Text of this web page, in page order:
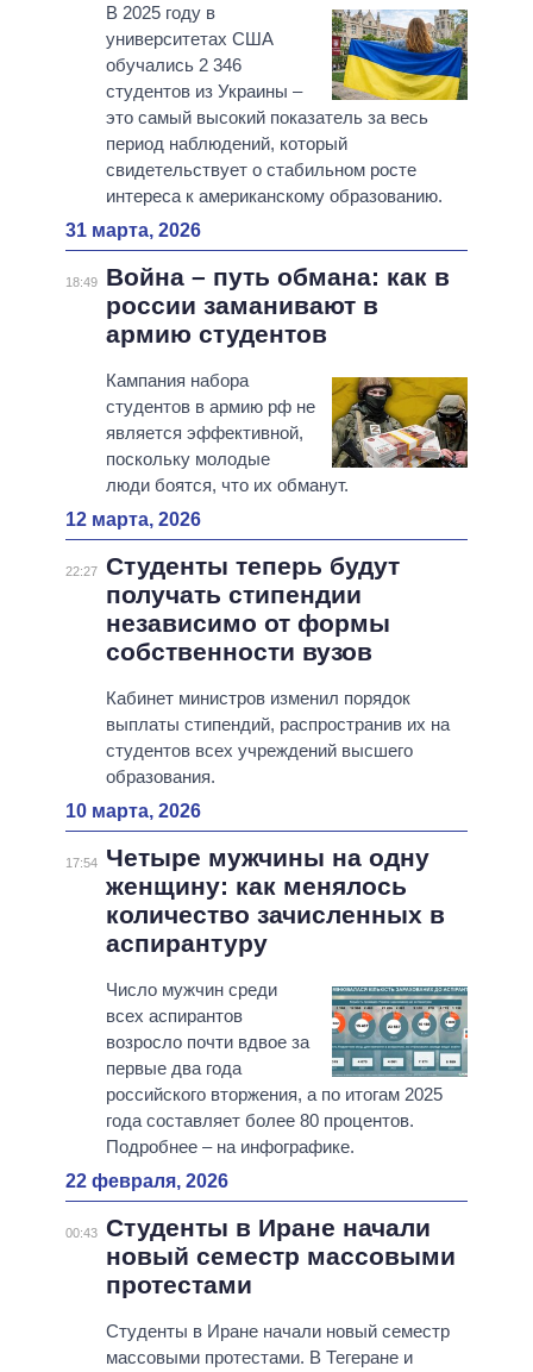
В 2025 году в
университетах США
обучались 2 346
студентов из Украины –
это самый высокий показатель за весь
период наблюдений, который
свидетельствует о стабильном росте
интереса к американскому образованию.
31 марта, 2026
18:49
Война – путь обмана: как в
россии заманивают в
армию студентов
Кампания набора
студентов в армию рф не
является эффективной,
поскольку молодые
люди боятся, что их обманут.
12 марта, 2026
22:27 Студенты теперь будут
получать стипендии
независимо от формы
собственности вузов
Кабинет министров изменил порядок
выплаты стипендий, распространив их на
студентов всех учреждений высшего
образования.
10 марта, 2026
17:54
Четыре мужчины на одну
женщину: как менялось
количество зачисленных в
аспирантуру
Число мужчин среди
всех аспирантов
возросло почти вдвое за
первые два года
российского вторжения, а по итогам 2025
года составляет более 80 процентов.
Подробнее – на инфографике.
22 февраля, 2026
00:43 Студенты в Иране начали
новый семестр массовыми
протестами
Студенты в Иране начали новый семестр
массовыми протестами. В Тегеране и